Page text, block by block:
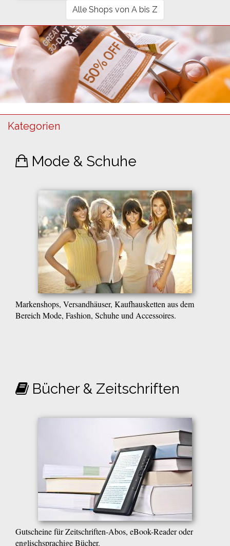
Alle Shops von A bis Z
Kategorien
Mode & Schuhe
Markenshops, Versandhäuser, Kaufhausketten aus dem
Bereich Mode, Fashion, Schuhe und Accessoires.
Bücher & Zeitschriften
Gutscheine für Zeitschriften-Abos, eBook-Reader oder
englischsprachige Bücher.